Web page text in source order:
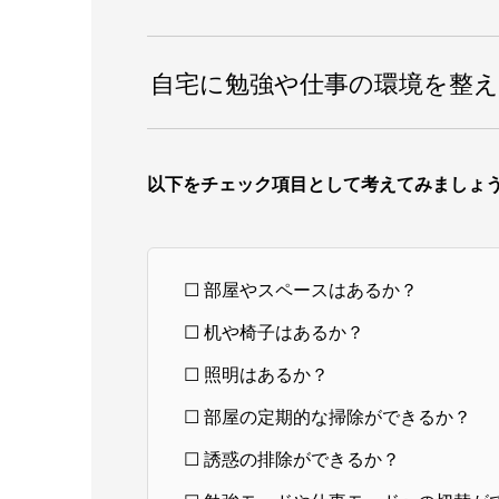
自宅に勉強や仕事の環境を整
以下をチェック項目として考えてみましょう
☐ 部屋やスペースはあるか？
☐ 机や椅子はあるか？
☐ 照明はあるか？
☐ 部屋の定期的な掃除ができるか？
☐ 誘惑の排除ができるか？